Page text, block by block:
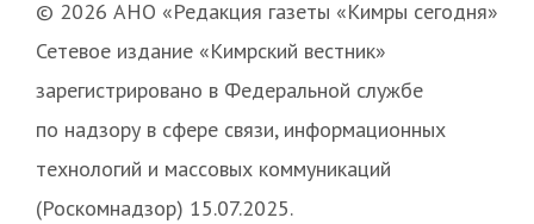
© 2026 АНО «Редакция газеты «Кимры сегодня»
Сетевое издание «Кимрский вестник»
зарегистрировано в Федеральной службе
по надзору в сфере связи, информационных
технологий и массовых коммуникаций
(Роскомнадзор) 15.07.2025.